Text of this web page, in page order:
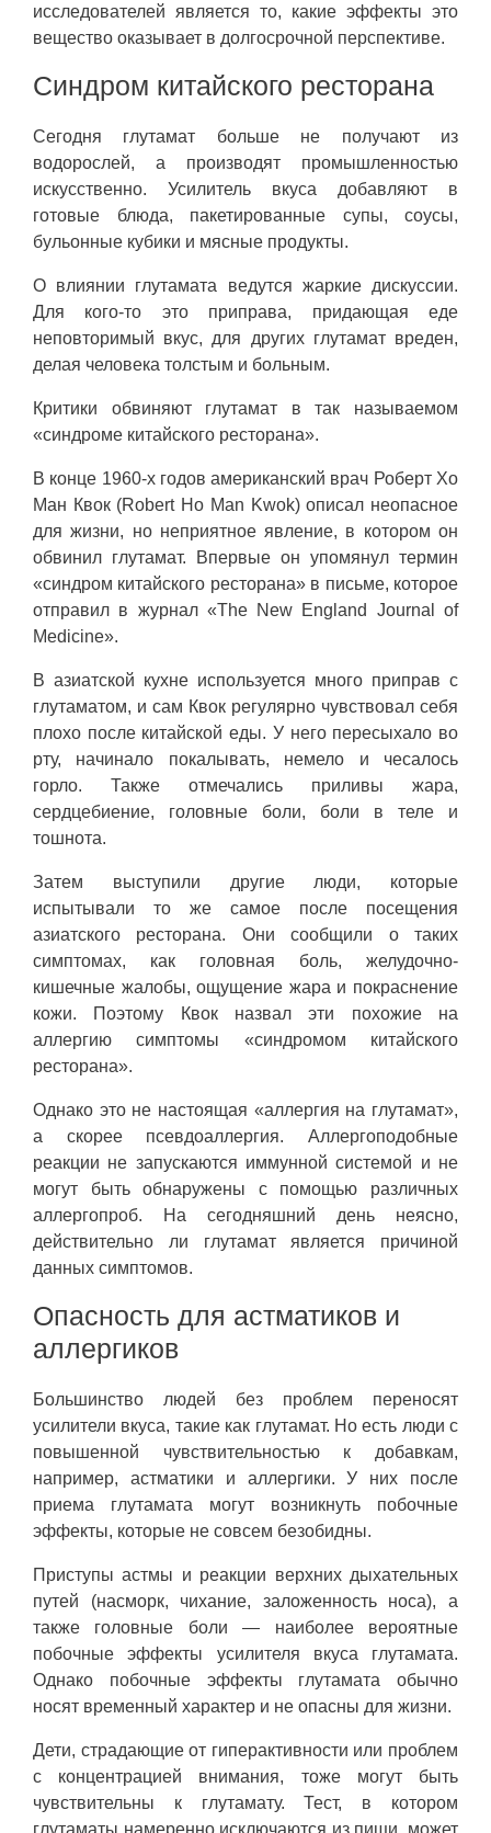
исследователей является то, какие эффекты это
вещество оказывает в долгосрочной перспективе.
Синдром китайского ресторана
Сегодня глутамат больше не получают из
водорослей, а производят промышленностью
искусственно. Усилитель вкуса добавляют в
готовые блюда, пакетированные супы, соусы,
бульонные кубики и мясные продукты.
О влиянии глутамата ведутся жаркие дискуссии.
Для кого-то это приправа, придающая еде
неповторимый вкус, для других глутамат вреден,
делая человека толстым и больным.
Критики обвиняют глутамат в так называемом
«синдроме китайского ресторана».
В конце 1960-х годов американский врач Роберт Хо
Ман Квок (Robert Ho Man Kwok) описал неопасное
для жизни, но неприятное явление, в котором он
обвинил глутамат. Впервые он упомянул термин
«синдром китайского ресторана» в письме, которое
отправил в журнал «The New England Journal of
Medicine».
В азиатской кухне используется много приправ с
глутаматом, и сам Квок регулярно чувствовал себя
плохо после китайской еды. У него пересыхало во
рту, начинало покалывать, немело и чесалось
горло. Также отмечались приливы жара,
сердцебиение, головные боли, боли в теле и
тошнота.
Затем выступили другие люди, которые
испытывали то же самое после посещения
азиатского ресторана. Они сообщили о таких
симптомах, как головная боль, желудочно-
кишечные жалобы, ощущение жара и покраснение
кожи. Поэтому Квок назвал эти похожие на
аллергию симптомы «синдромом китайского
ресторана».
Однако это не настоящая «аллергия на глутамат»,
а скорее псевдоаллергия. Аллергоподобные
реакции не запускаются иммунной системой и не
могут быть обнаружены с помощью различных
аллергопроб. На сегодняшний день неясно,
действительно ли глутамат является причиной
данных симптомов.
Опасность для астматиков и
аллергиков
Большинство людей без проблем переносят
усилители вкуса, такие как глутамат. Но есть люди с
повышенной чувствительностью к добавкам,
например, астматики и аллергики. У них после
приема глутамата могут возникнуть побочные
эффекты, которые не совсем безобидны.
Приступы астмы и реакции верхних дыхательных
путей (насморк, чихание, заложенность носа), а
также головные боли — наиболее вероятные
побочные эффекты усилителя вкуса глутамата.
Однако побочные эффекты глутамата обычно
носят временный характер и не опасны для жизни.
Дети, страдающие от гиперактивности или проблем
с концентрацией внимания, тоже могут быть
чувствительны к глутамату. Тест, в котором
глутаматы намеренно исключаются из пищи, может